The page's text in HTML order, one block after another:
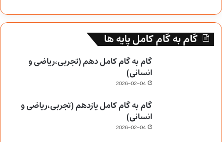
گام به گام کامل پایه ها
گام به گام کامل دهم (تجربی،ریاضی و
انسانی)
2026-02-04
گام به گام کامل یازدهم (تجربی،ریاضی و
انسانی)
2026-02-04